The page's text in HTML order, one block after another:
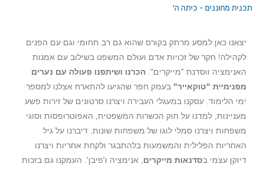
תכנית מחוננים - כיתה ה'
יצאנו כאן למסע מרתק בקורס שהוא גם רב תחומי וגם עם הפנים
לקהילה! חקר של זכויות אדם ועולם המשפט בשילוב עם אמנות
האנימציה ווסדנת "מייקרים". הכרנו ושיתפנו פעולה עם נערים
מפנימיית "טוקאייר" בעמק חפר שהגיעו להתארח אצלנו למספר
ימי הלימוד. עסקנו במעגלי העבירה ויצרנו סרטונים של זירות פשע
מעניינות, למדנו על חוק הכשרות המשפטית, האפוטרופסות וסוגי
משפחות ויצרנו סמלי לוגו של משפחות שונות. דיברנו על גיל
האחריות הפלילית והמשמעות בלהתבגר ולקחת אחריות ויצרנו
דיוקן עצמי בסדנאות מייקרים, אנימציה ו'פיבן'. העמקנו גם בזכות